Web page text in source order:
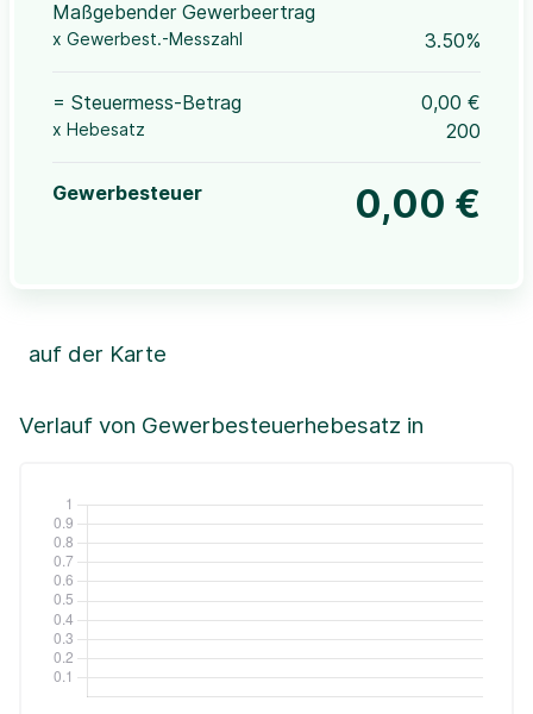
Maßgebender Gewerbeertrag
x Gewerbest.-Messzahl 3.50%
= Steuermess-Betrag 0,00 €
x Hebesatz 200
Gewerbesteuer 0,00 €
Verlauf von Gewerbesteuerhebesatz in
auf der Karte
+
Leaflet|©OpenStreetMap, ©CartoDB,